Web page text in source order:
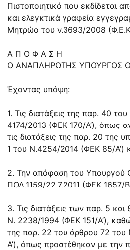
Πιστοποιητικό που εκδίδεται
και ελεγκτικά γραφεία
Μητρώο του ν.3693/2008 (Φ.Ε.Κ.
Α Π Ο Φ Α Σ Η
Ο ΑΝΑΠΛΗΡΩΤΗΣ ΥΠΟΥΡΓΟΣ
Έχοντας υπόψη:
1. Τις διατάξεις της παρ. 40
4174/2013 (ΦΕΚ 170/Α’), όπως
τις διατάξεις της παρ. 20 της
1 του N.4254/2014 (ΦΕΚ 85/Α’)
2. Την απόφαση του Υπουργού
ΠΟΛ.1159/22.7.2011 (ΦΕΚ 1657/
3. Τις διατάξεις των παρ. 5
N. 2238/1994 (ΦΕΚ 151/Α’),
της παρ. 22 του άρθρου 72
Α’), όπως προστέθηκαν με την